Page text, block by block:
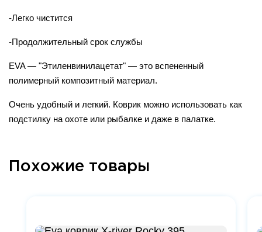
-Легко чистится
-Продолжительный срок службы
EVA — "Этиленвинилацетат" — это вспененный
полимерный композитный материал.
Очень удобный и легкий. Коврик можно использовать как
подстилку на охоте или рыбалке и даже в палатке.
Похожие товары